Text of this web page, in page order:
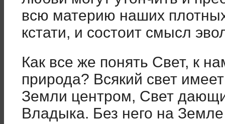
всю материю наших
кстати, и состоит смысл
Как все же понять Свет, к
природа? Всякий свет
Земли центром, Свет
Владыка. Без него на